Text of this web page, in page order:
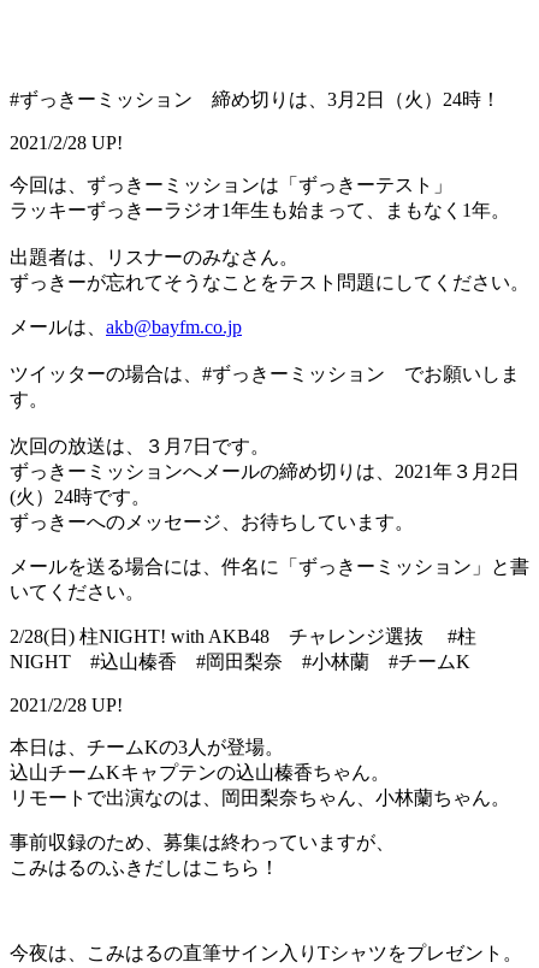
#ずっきーミッション 締め切りは、3月2日（火）24時！
2021/2/28 UP!
今回は、ずっきーミッションは「ずっきーテスト」
ラッキーずっきーラジオ1年生も始まって、まもなく1年。
出題者は、リスナーのみなさん。
ずっきーが忘れてそうなことをテスト問題にしてください。
メールは、 akb@bayfm.co.jp
ツイッターの場合は、#ずっきーミッション でお願いしま
す。
次回の放送は、３月7日です。
ずっきーミッションへメールの締め切りは、2021年３月2日
(火）24時です。
ずっきーへのメッセージ、お待ちしています。
メールを送る場合には、件名に「ずっきーミッション」と書
いてください。
2/28(日) 柱NIGHT! with AKB48 チャレンジ選抜 #柱
NIGHT #込山榛香 #岡田梨奈 #小林蘭 #チームK
2021/2/28 UP!
本日は、チームKの3人が登場。
込山チームKキャプテンの込山榛香ちゃん。
リモートで出演なのは、岡田梨奈ちゃん、小林蘭ちゃん。
事前収録のため、募集は終わっていますが、
こみはるのふきだしはこちら！
今夜は、こみはるの直筆サイン入りTシャツをプレゼント。